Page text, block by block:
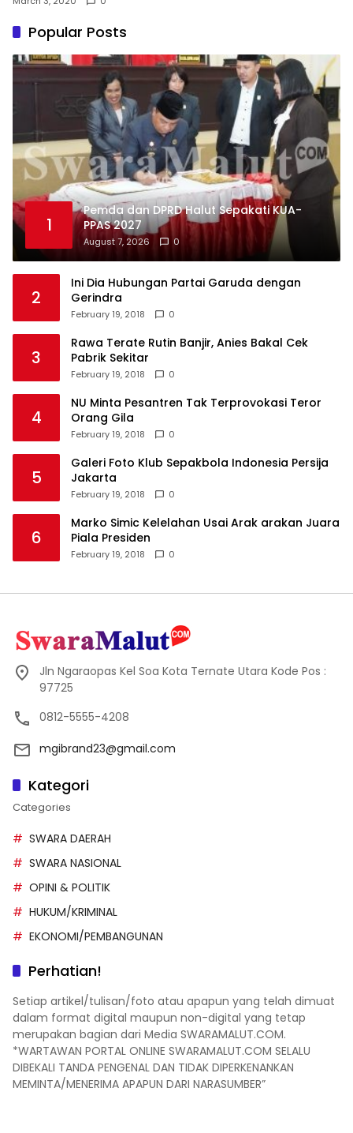
Popular Posts
1
Pemda dan DPRD Halut Sepakati KUA-
PPAS 2027
August 7, 2026 0
2
Ini Dia Hubungan Partai Garuda dengan
Gerindra
February 19, 2018 0
3
Rawa Terate Rutin Banjir, Anies Bakal Cek
Pabrik Sekitar
February 19, 2018 0
4
NU Minta Pesantren Tak Terprovokasi Teror
Orang Gila
February 19, 2018 0
5
Galeri Foto Klub Sepakbola Indonesia Persija
Jakarta
February 19, 2018 0
6
Marko Simic Kelelahan Usai Arak arakan Juara
Piala Presiden
February 19, 2018 0
Jln Ngaraopas Kel Soa Kota Ternate Utara Kode Pos :
97725
0812-5555-4208
mgibrand23@gmail.com
Kategori
Categories
SWARA DAERAH
SWARA NASIONAL
OPINI & POLITIK
HUKUM/KRIMINAL
EKONOMI/PEMBANGUNAN
Perhatian!
Setiap artikel/tulisan/foto atau apapun yang telah dimuat
dalam format digital maupun non-digital yang tetap
merupakan bagian dari Media SWARAMALUT.COM.
*WARTAWAN PORTAL ONLINE SWARAMALUT.COM SELALU
DIBEKALI TANDA PENGENAL DAN TIDAK DIPERKENANKAN
MEMINTA/MENERIMA APAPUN DARI NARASUMBER”